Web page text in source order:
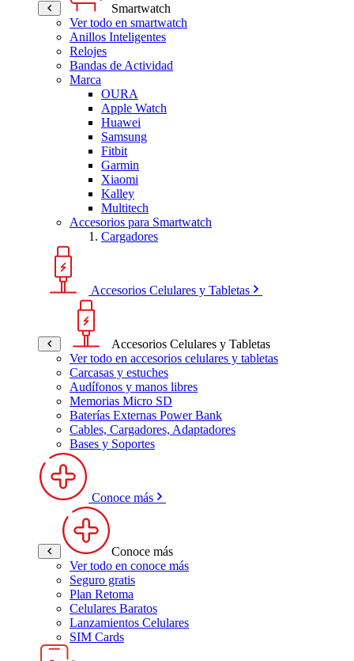
Smartwatch
Ver todo en smartwatch
Anillos Inteligentes
Relojes
Bandas de Actividad
Marca
OURA
Apple Watch
Huawei
Samsung
Fitbit
Garmin
Xiaomi
Kalley
Multitech
Accesorios para Smartwatch
Cargadores
Accesorios Celulares y Tabletas
Accesorios Celulares y Tabletas
Ver todo en accesorios celulares y tabletas
Carcasas y estuches
Audífonos y manos libres
Memorias Micro SD
Baterías Externas Power Bank
Cables, Cargadores, Adaptadores
Bases y Soportes
Conoce más
Conoce más
Ver todo en conoce más
Seguro gratis
Plan Retoma
Celulares Baratos
Lanzamientos Celulares
SIM Cards